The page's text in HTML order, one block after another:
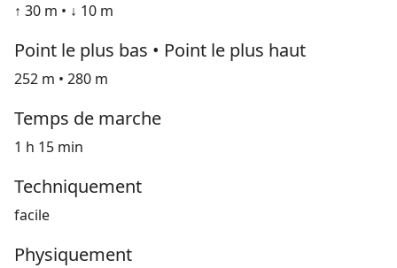
↑ 30 m • ↓ 10 m
Point le plus bas • Point le plus haut
252 m • 280 m
Temps de marche
1 h 15 min
Techniquement
facile
Physiquement